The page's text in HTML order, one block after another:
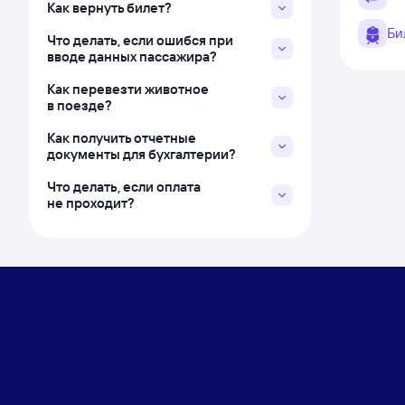
Как вернуть билет?
Что делать, если ошибся при
вводе данных пассажира?
Как перевезти животное
в поезде?
Как получить отчетные
документы для бухгалтерии?
Что делать, если оплата
не проходит?